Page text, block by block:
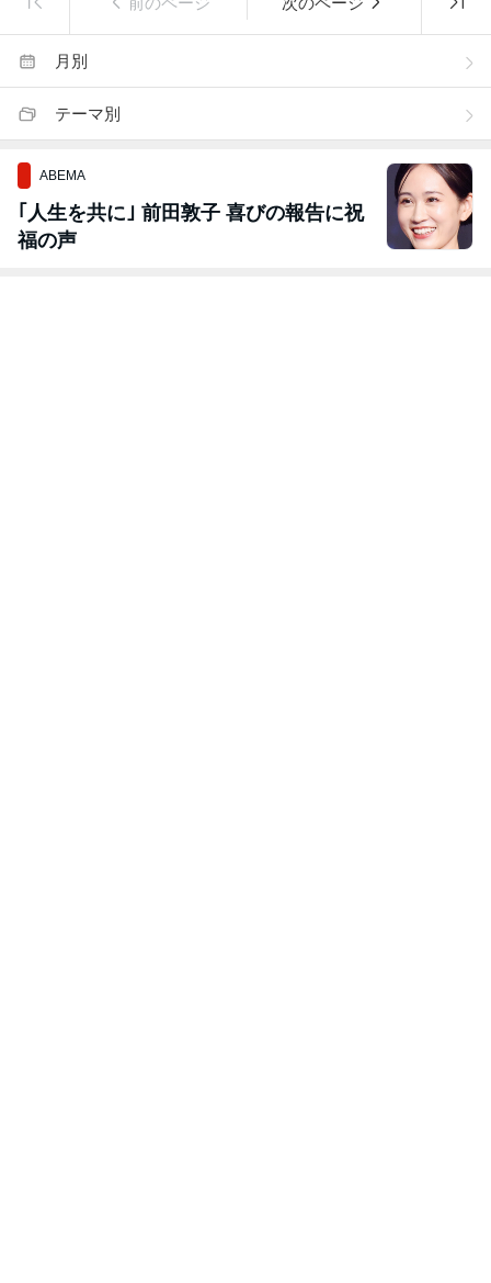
月別
テーマ別
ABEMA
｢人生を共に｣ 前田敦子 喜びの報告に祝
福の声